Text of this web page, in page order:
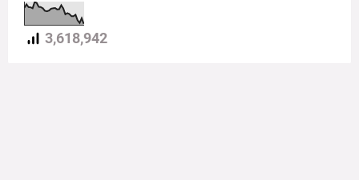
3,618,942